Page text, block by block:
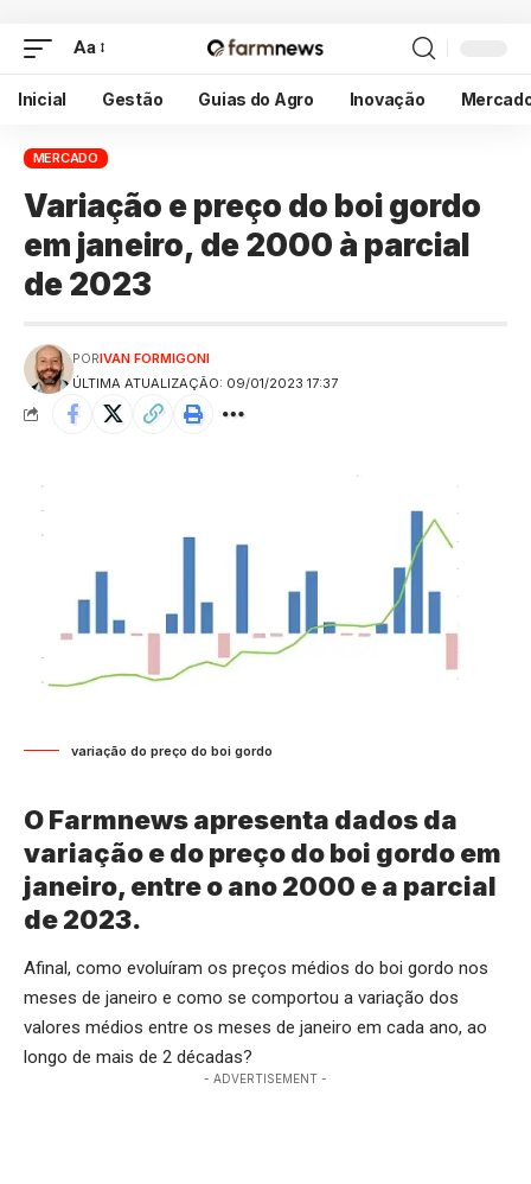
Aa
Inicial Gestão Guias do Agro Inovação
MERCADO
Variação e preço do boi gordo
em janeiro, de 2000 à parcial
de 2023
ÚLTIMA ATUALIZAÇÃO: 09/01/2023 17:37
PORIVAN FORMIGONI
variação do preço do boi gordo
O Farmnews apresenta dados da
variação e do preço do boi gordo em
janeiro, entre o ano 2000 e a parcial
de 2023.
Afinal, como evoluíram os preços médios do boi gordo nos
meses de janeiro e como se comportou a variação dos
valores médios entre os meses de janeiro em cada ano, ao
longo de mais de 2 décadas?
- ADVERTISEMENT -